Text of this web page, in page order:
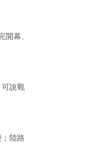
開幕、
可說戰
；陸路